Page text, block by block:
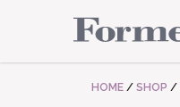
HOME / SHOP /